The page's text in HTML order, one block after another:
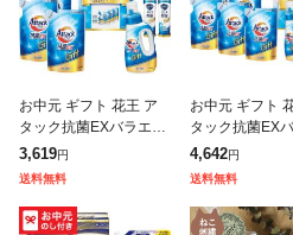
お中元 ギフト 花王 ア
タック抗菌EXバラエテ
ィギフト K・AU-30A
送料無料 メーカー直送
3,619円
送料無料
お中元 ギフト
タック抗菌EX
ィギフト K・
送料無料 メーカ
4,642円
送料無料